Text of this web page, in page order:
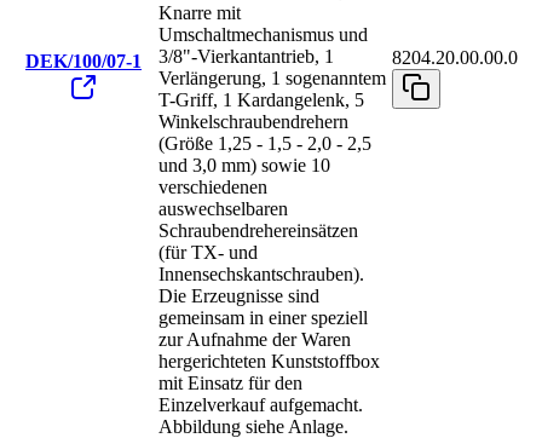
DEK/100/07-1
Knarre mit
Umschaltmechanismus und
3/8"-Vierkantantrieb, 1
Verlängerung, 1 sogenanntem
T-Griff, 1 Kardangelenk, 5
Winkelschraubendrehern
(Größe 1,25 - 1,5 - 2,0 - 2,5
und 3,0 mm) sowie 10
verschiedenen
auswechselbaren
Schraubendrehereinsätzen
(für TX- und
Innensechskantschrauben).
Die Erzeugnisse sind
gemeinsam in einer speziell
zur Aufnahme der Waren
hergerichteten Kunststoffbox
mit Einsatz für den
Einzelverkauf aufgemacht.
Abbildung siehe Anlage.
8204.20.00.00.0